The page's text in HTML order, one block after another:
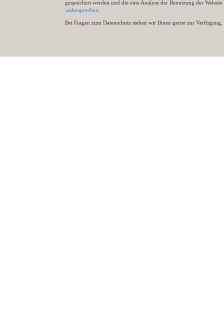
gespeichert werden und die eine Analyse der Benutzung der
widersprechen
Bei Fragen zum Datenschutz stehen wir Ihnen gerne zur